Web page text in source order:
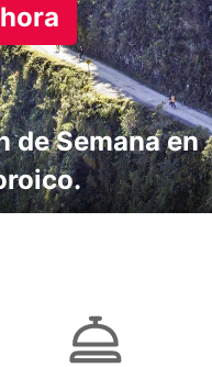
de Semana en